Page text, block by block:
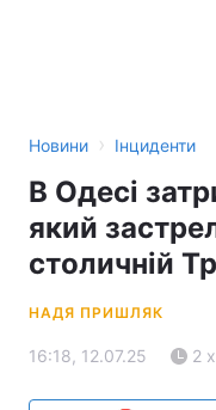
Новини › Інциденти
В Одесі
який
столичній
НАДЯ ПРИШЛЯК
16:18, 12.07.25 2